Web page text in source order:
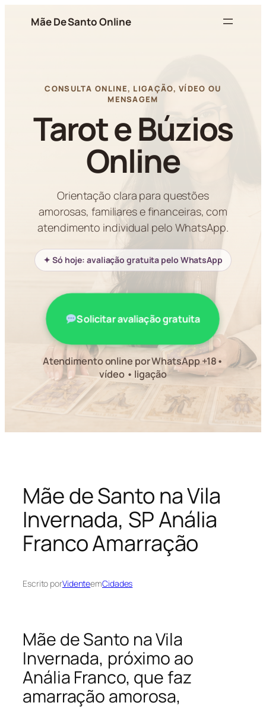
Mãe De Santo Online
CONSULTA ONLINE, LIGAÇÃO, VÍDEO OU
MENSAGEM
Tarot e Búzios
Online
Orientação clara para questões
amorosas, familiares e financeiras, com
atendimento individual pelo WhatsApp.
✦ Só hoje: avaliação gratuita pelo WhatsApp
Solicitar avaliação gratuita
Atendimento online por WhatsApp +18•
vídeo • ligação
Mãe de Santo na Vila
Invernada, SP Anália
Franco Amarração
Escrito porVidenteemCidades
Mãe de Santo na Vila
Invernada, próximo ao
Anália Franco, que faz
amarração amorosa,